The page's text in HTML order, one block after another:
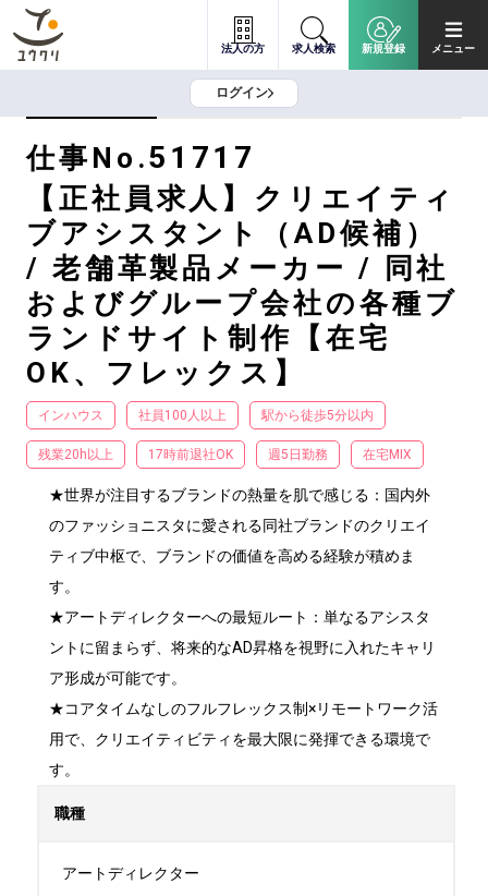
法人の方 求人検索 新規登録 メニュー
ログイン
仕事No.51717
【正社員求人】クリエイティ
ブアシスタント（AD候補）
/ 老舗革製品メーカー / 同社
およびグループ会社の各種ブ
ランドサイト制作【在宅
OK、フレックス】
インハウス 社員100人以上 駅から徒歩5分以内
残業20h以上 17時前退社OK 週5日勤務 在宅MIX
★世界が注目するブランドの熱量を肌で感じる：国内外
のファッショニスタに愛される同社ブランドのクリエイ
ティブ中枢で、ブランドの価値を高める経験が積めま
す。
★アートディレクターへの最短ルート：単なるアシスタ
ントに留まらず、将来的なAD昇格を視野に入れたキャリ
ア形成が可能です。
★コアタイムなしのフルフレックス制×リモートワーク活
用で、クリエイティビティを最大限に発揮できる環境で
す。
職種
アートディレクター